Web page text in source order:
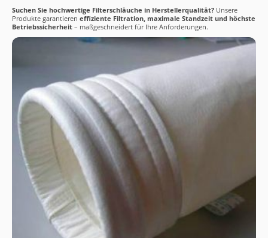
Suchen Sie hochwertige Filterschläuche in Herstellerqualität? Unsere
Produkte garantieren effiziente Filtration, maximale Standzeit und höchste
Betriebssicherheit – maßgeschneidert für Ihre Anforderungen.